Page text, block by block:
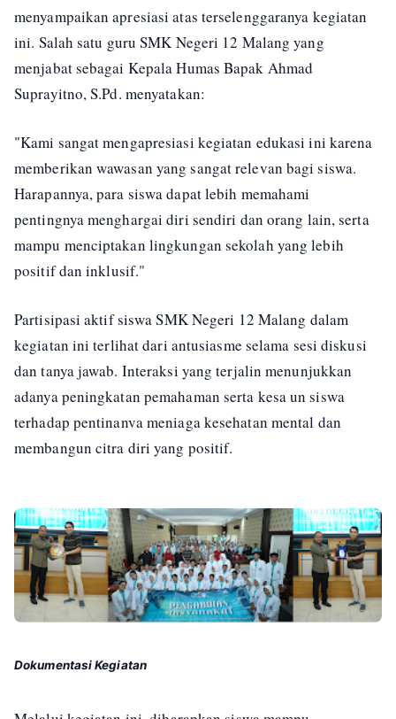
menyampaikan apresiasi atas terselenggaranya kegiatan
ini. Salah satu guru SMK Negeri 12 Malang yang
menjabat sebagai Kepala Humas Bapak Ahmad
Suprayitno, S.Pd. menyatakan:
"Kami sangat mengapresiasi kegiatan edukasi ini karena
memberikan wawasan yang sangat relevan bagi siswa.
Harapannya, para siswa dapat lebih memahami
pentingnya menghargai diri sendiri dan orang lain, serta
mampu menciptakan lingkungan sekolah yang lebih
positif dan inklusif."
Partisipasi aktif siswa SMK Negeri 12 Malang dalam
kegiatan ini terlihat dari antusiasme selama sesi diskusi
dan tanya jawab. Interaksi yang terjalin menunjukkan
adanya peningkatan pemahaman serta kesa un siswa
terhadap pentinanva meniaga kesehatan mental dan
membangun citra diri yang positif.
Dokumentasi Kegiatan